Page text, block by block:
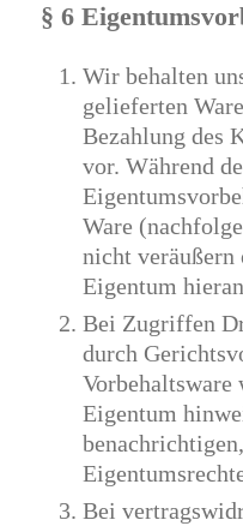
§ 6
Wir behalten
gelieferten
Bezahlung des
vor. Während
Ware
nicht veräußern
Eigentum
Bei Zugriffen
durch
Eigentum
Bei